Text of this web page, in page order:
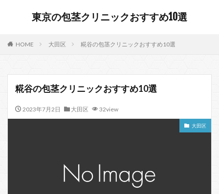
東京の包茎クリニックおすすめ10選
HOME 大田区 糀谷の包茎クリニックおすすめ10選
糀谷の包茎クリニックおすすめ10選
2023年7月2日 大田区 32view
大田区